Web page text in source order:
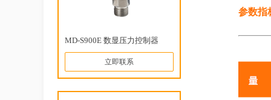
MD-S900E 数显压力控制器
立即联系
参数指